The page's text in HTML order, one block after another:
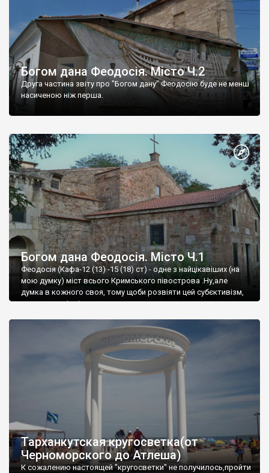
Богом дана Феодосія. Місто Ч.2
Друга частина звіту про "Богом дану" Феодосію буде не менш
насиченою ніж перша.
Богом дана Феодосія. Місто Ч.1
Феодосія (Кафа-12 (13) -15 (18) ст) - одне з найцікавіших (на
мою думку) міст всього Кримського півострова .Ну,але
думка в кожного своя, тому щоби розвіяти цей субєктивізм,
запрошую відвідати це
Тарханкутская кругосветка(от
Черноморского до Атлеша)
К сожалению настоящей "кругосветки" не получилось,пройти